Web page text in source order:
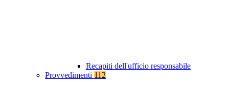
Recapiti dell'ufficio responsabile
Provvedimenti 112